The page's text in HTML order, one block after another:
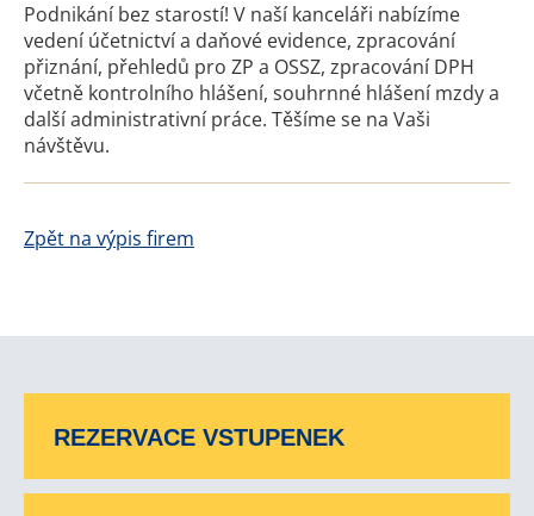
Podnikání bez starostí! V naší kanceláři nabízíme
vedení účetnictví a daňové evidence, zpracování
přiznání, přehledů pro ZP a OSSZ, zpracování DPH
včetně kontrolního hlášení, souhrnné hlášení mzdy a
další administrativní práce. Těšíme se na Vaši
návštěvu.
Zpět na výpis firem
REZERVACE VSTUPENEK